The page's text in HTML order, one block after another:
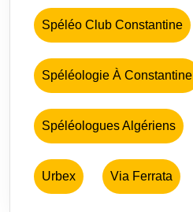
Spéléo Club Constantine
Spéléologie À Constantine
Spéléologues Algériens
Urbex Via Ferrata